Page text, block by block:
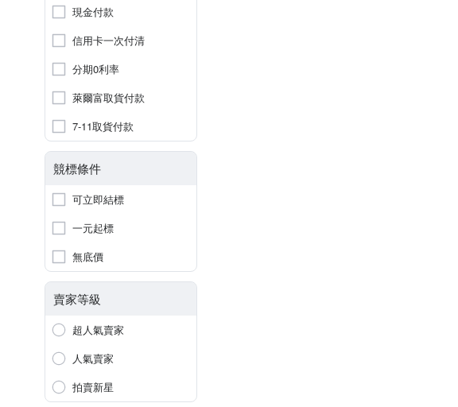
現金付款
信用卡一次付清
分期0利率
萊爾富取貨付款
7-11取貨付款
競標條件
可立即結標
一元起標
無底價
賣家等級
超人氣賣家
人氣賣家
拍賣新星